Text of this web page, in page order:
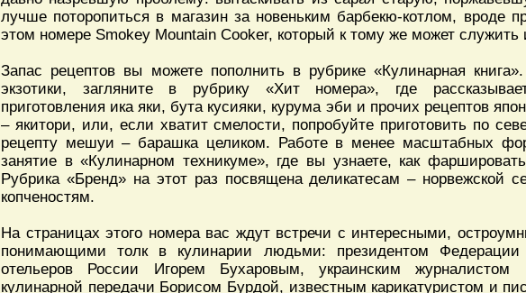
лучше поторопиться в магазин за новеньким барбекю-котлом, вроде
этом номере Smokey Mountain Cooker, который к тому же может служить
Запас рецептов вы можете пополнить в рубрике «Кулинарная
экзотики, загляните в рубрику «Хит номера», где
приготовления ика яки, бута кусияки, курума эби и прочих рецептов
– якитори, или, если хватит смелости, попробуйте приготовить по
рецепту мешуи – барашка целиком. Работе в менее масштабных
занятие в «Кулинарном техникуме», где вы узнаете, как
Рубрика «Бренд» на этот раз посвящена деликатесам – норвежской
копченостям.
На страницах этого номера вас ждут встречи с интересными,
понимающими толк в кулинарии людьми: президентом Федерации
отельеров России Игорем Бухаровым, украинским журналистом
кулинарной передачи Борисом Бурдой, известным карикатуристом и